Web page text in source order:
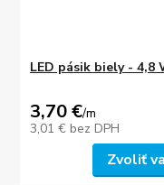
LED pásik biely - 4,8
3,70 €/m
3,01 € bez DPH
Zvoliť